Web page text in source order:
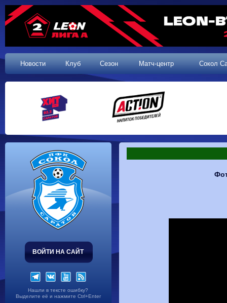
Новости Клуб Сезон Матч-центр Сокол
ВОЙТИ НА САЙТ
Нашли в тексте ошибку?
Выделите её и нажмите Ctrl+Enter